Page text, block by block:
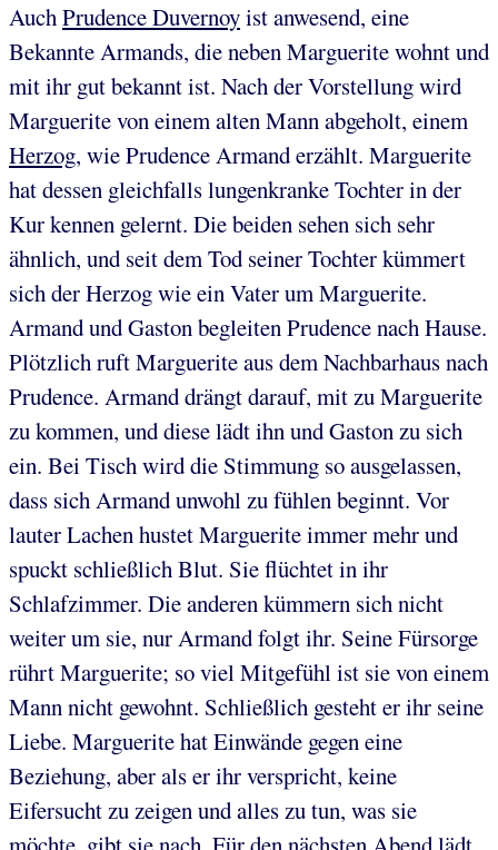
AuchPrudence Duvernoyist anwesend, eine
Bekannte Armands, die neben Marguerite wohnt und
mit ihr gut bekannt ist. Nach der Vorstellung wird
Marguerite von einem alten Mann abgeholt, einem
Herzog, wie Prudence Armand erzählt. Marguerite
hat dessen gleichfalls lungenkranke Tochter in der
Kur kennen gelernt. Die beiden sehen sich sehr
ähnlich, und seit dem Tod seiner Tochter kümmert
sich der Herzog wie ein Vater um Marguerite.
Armand und Gaston begleiten Prudence nach Hause.
Plötzlich ruft Marguerite aus dem Nachbarhaus nach
Prudence. Armand drängt darauf, mit zu Marguerite
zu kommen, und diese lädt ihn und Gaston zu sich
ein. Bei Tisch wird die Stimmung so ausgelassen,
dass sich Armand unwohl zu fühlen beginnt. Vor
lauter Lachen hustet Marguerite immer mehr und
spuckt schließlich Blut. Sie flüchtet in ihr
Schlafzimmer. Die anderen kümmern sich nicht
weiter um sie, nur Armand folgt ihr. Seine Fürsorge
rührt Marguerite; so viel Mitgefühl ist sie von einem
Mann nicht gewohnt. Schließlich gesteht er ihr seine
Liebe. Marguerite hat Einwände gegen eine
Beziehung, aber als er ihr verspricht, keine
Eifersucht zu zeigen und alles zu tun, was sie